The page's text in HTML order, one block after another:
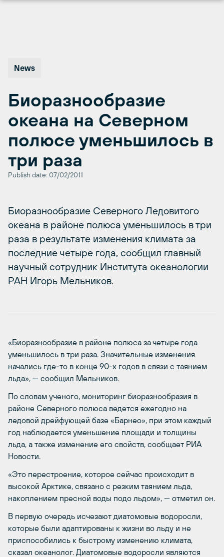
News
Биоразнообразие
океана на Северном
полюсе уменьшилось в
три раза
Publish date: 07/02/2011
Биоразнообразие Северного Ледовитого
океана в районе полюса уменьшилось в три
раза в результате изменения климата за
последние четыре года, сообщил главный
научный сотрудник Института океанологии
РАН Игорь Мельников.
«Биоразнообразие в районе полюса за четыре года
уменьшилось в три раза. Значительные изменения
начались где-то в конце 90-х годов в связи с таянием
льда», — сообщил Мельников.
По словам ученого, мониторинг биоразнообразия в
районе Северного полюса ведется ежегодно на
ледовой дрейфующей базе «Барнео», при этом каждый
год наблюдается уменьшение площади и толщины
льда, а также изменение его свойств, сообщает РИА
Новости.
«Это перестроение, которое сейчас происходит в
высокой Арктике, связано с резким таянием льда,
накоплением пресной воды подо льдом», — отметил он.
В первую очередь исчезают диатомовые водоросли,
которые были адаптированы к жизни во льду и не
приспособились к быстрому изменению климата,
сказал океанолог. Диатомовые водоросли являются